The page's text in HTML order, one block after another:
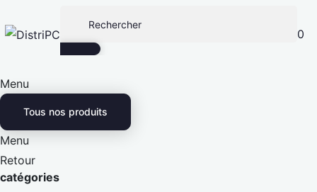
0
Menu
Tous nos produits
Menu
Retour
catégories